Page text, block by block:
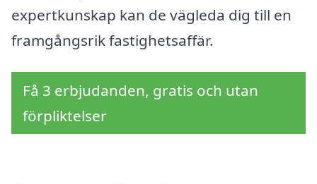
expertkunskap kan de vägleda dig till en
framgångsrik fastighetsaffär.
Få 3 erbjudanden, gratis och utan
förpliktelser